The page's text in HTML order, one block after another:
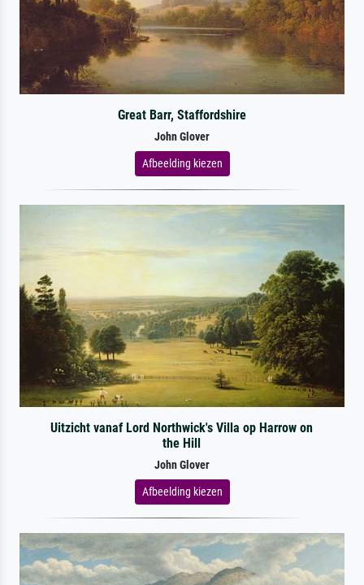
Great Barr, Staffordshire
John Glover
Afbeelding kiezen
Uitzicht vanaf Lord Northwick's Villa op Harrow on
the Hill
John Glover
Afbeelding kiezen